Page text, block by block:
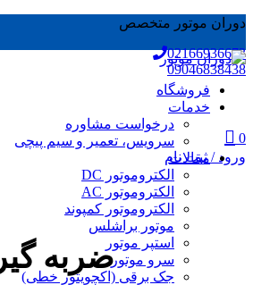
دوران موتور متخصص
02166936673
09046838438
0
ورود / ثبت نام
فروشگاه
خدمات
درخواست مشاوره
سرویس، تعمیر و سیم پیچی
مقالات
الکتروموتور DC
الکتروموتور AC
الکتروموتور کمپوند
موتور براشلس
استپر موتور
سرو موتور
جک برقی (اکچویتور خطی)
ضربه گیر